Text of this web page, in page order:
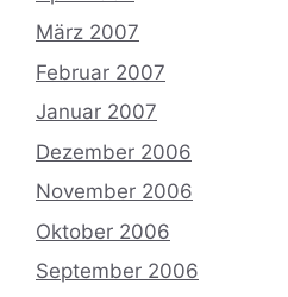
März 2007
Februar 2007
Januar 2007
Dezember 2006
November 2006
Oktober 2006
September 2006